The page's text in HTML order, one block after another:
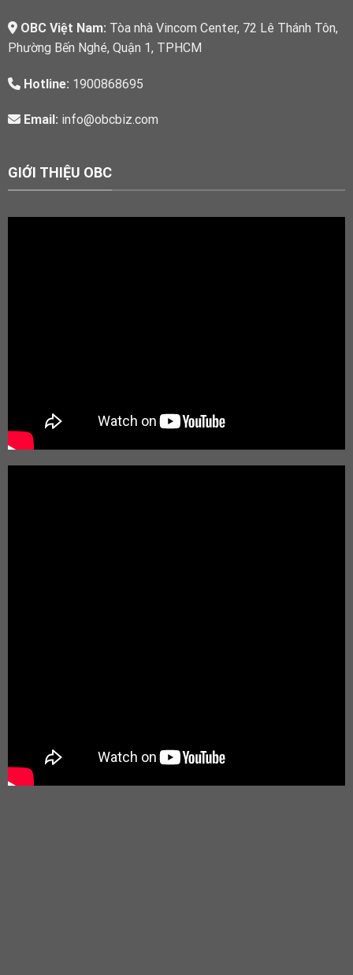
OBC Việt Nam: Tòa nhà Vincom Center, 72 Lê Thánh Tôn,
Phường Bến Nghé, Quận 1, TPHCM
Hotline: 1900868695
Email: info@obcbiz.com
GIỚI THIỆU OBC